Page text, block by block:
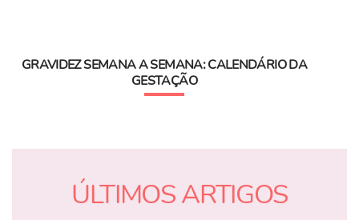
GRAVIDEZ SEMANA A SEMANA: CALENDÁRIO DA
GESTAÇÃO
ÚLTIMOS ARTIGOS